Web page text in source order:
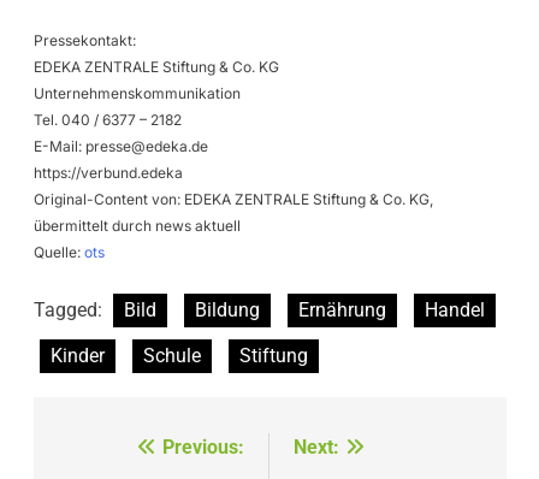
Pressekontakt:
EDEKA ZENTRALE Stiftung & Co. KG
Unternehmenskommunikation
Tel. 040 / 6377 – 2182
E-Mail: presse@edeka.de
https://verbund.edeka
Original-Content von: EDEKA ZENTRALE Stiftung & Co. KG,
übermittelt durch news aktuell
Quelle: ots
Tagged: Bild Bildung Ernährung
Handel
Kinder
Schule Stiftung
Beitragsnavigation
Previous:
Next: